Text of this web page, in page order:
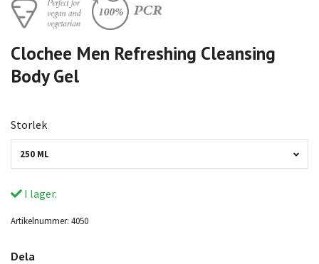
Clochee Men Refreshing Cleansing
Body Gel
Storlek
250 ML
I lager.
Artikelnummer: 4050
Dela